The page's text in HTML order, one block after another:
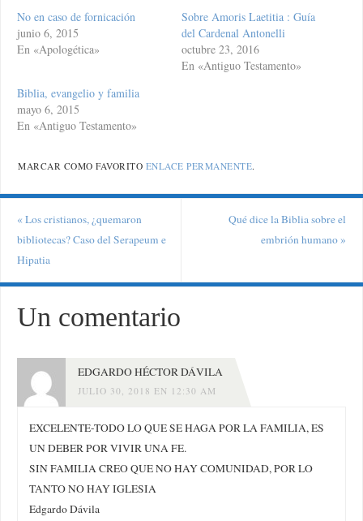
No en caso de fornicación
junio 6, 2015
En «Apologética»
Sobre Amoris Laetitia : Guía
del Cardenal Antonelli
octubre 23, 2016
En «Antiguo Testamento»
Biblia, evangelio y familia
mayo 6, 2015
En «Antiguo Testamento»
MARCAR COMO FAVORITO ENLACE PERMANENTE.
« Los cristianos, ¿quemaron
bibliotecas? Caso del Serapeum e
Hipatia
Qué dice la Biblia sobre el
embrión humano»
Un comentario
EDGARDO HÉCTOR DÁVILA
JULIO 30, 2018 EN 12:30 AM
EXCELENTE-TODO LO QUE SE HAGA POR LA FAMILIA, ES
UN DEBER POR VIVIR UNA FE.
SIN FAMILIA CREO QUE NO HAY COMUNIDAD, POR LO
TANTO NO HAY IGLESIA
Edgardo Dávila